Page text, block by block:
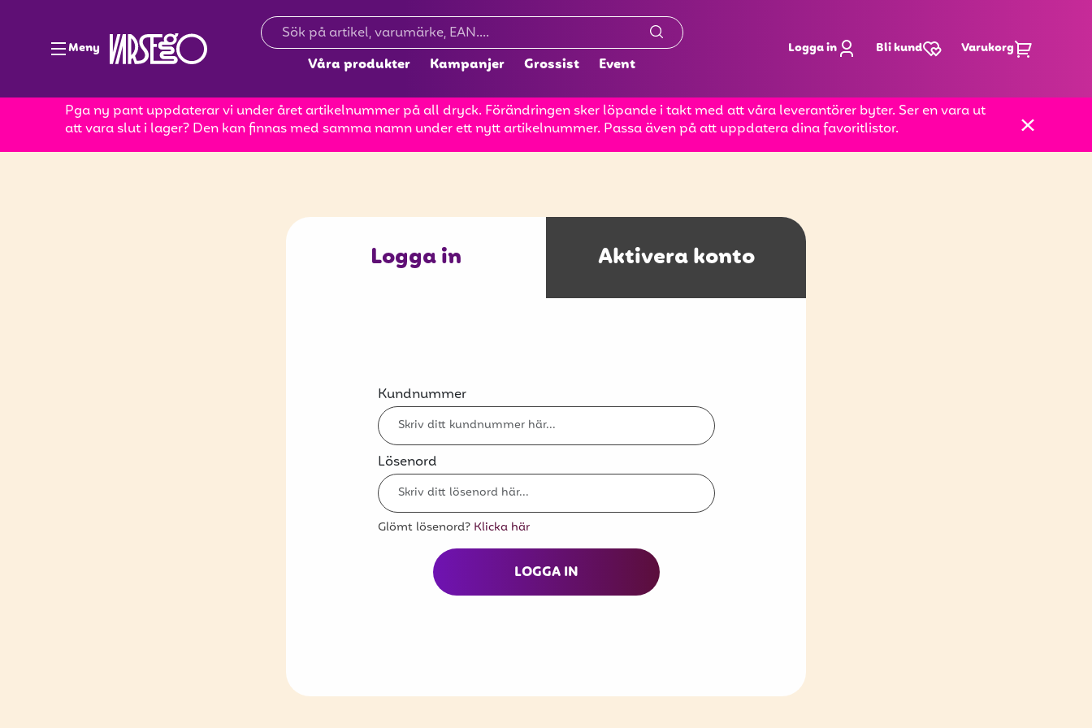
Meny
Våra produkter Kampanjer Grossist Event
Logga in Bli kund Varukorg
Pga ny pant uppdaterar vi under året artikelnummer på all dryck. Förändringen sker löpande i takt med att våra leverantörer byter. Ser en vara ut
att vara slut i lager? Den kan finnas med samma namn under ett nytt artikelnummer. Passa även på att uppdatera dina favoritlistor.
Logga in Aktivera konto
Kundnummer
Lösenord
Glömt lösenord? Klicka här
LOGGA IN